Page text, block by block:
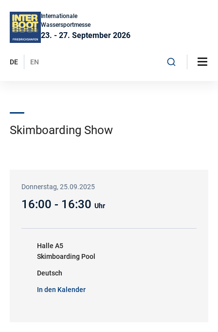
Internationale
Wassersportmesse
23. - 27. September 2026
DE EN
Skimboarding Show
Donnerstag, 25.09.2025
16:00 - 16:30 Uhr
Halle A5
Skimboarding Pool
Deutsch
In den Kalender